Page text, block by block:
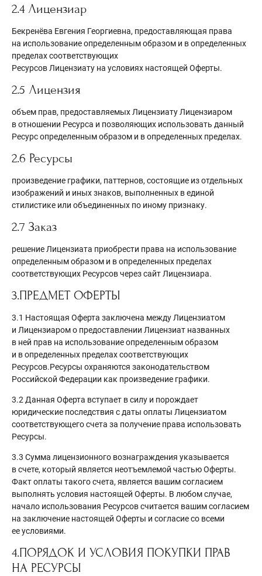
2.4 Лицензиар
Бекренёва Евгения Георгиевна, предоставляющая права
на использование определенным образом и в определенных
пределах соответствующих
Ресурсов Лицензиату на условиях настоящей Оферты.
2.5 Лицензия
объем прав, предоставляемых Лицензиату Лицензиаром
в отношении Ресурса и позволяющих использовать данный
Ресурс определенным образом и в определенных пределах.
2.6 Ресурсы
произведение графики, паттернов, состоящие из отдельных
изображений и иных знаков, выполненных в единой
стилистике или объединенных по иному признаку.
2.7 Заказ
решение Лицензиата приобрести права на использование
определенным образом и в определенных пределах
соответствующих Ресурсов через сайт Лицензиара.
3.ПРЕДМЕТ ОФЕРТЫ
3.1 Настоящая Оферта заключена между Лицензиатом
и Лицензиаром о предоставлении Лицензиат названных
в ней прав на использование определенным образом
и в определенных пределах соответствующих
Ресурсов.Ресурсы охраняются законодательством
Российской Федерации как произведение графики.
3.2 Данная Оферта вступает в силу и порождает
юридические последствия с даты оплаты Лицензиатом
соответствующего счета за получение права использовать
Ресурсы.
3.3 Сумма лицензионного вознаграждения указывается
в счете, который является неотъемлемой частью Оферты.
Факт оплаты такого счета, является вашим согласием
выполнять условия настоящей Оферты. В любом случае,
начало использования Ресурсов считается вашим согласием
на заключение настоящей Оферты и согласие со всеми
ее условиями.
4.ПОРЯДОК И УСЛОВИЯ ПОКУПКИ ПРАВ
НА РЕСУРСЫ